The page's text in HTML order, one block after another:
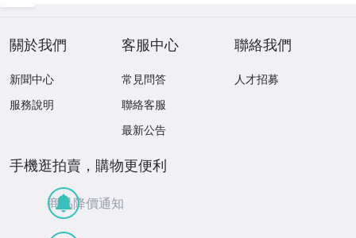
關於我們
新聞中心
服務說明
客服中心
常見問答
聯絡客服
最新公告
聯絡我們
人才招募
手機逛拍賣，購物更便利
商品降價通知